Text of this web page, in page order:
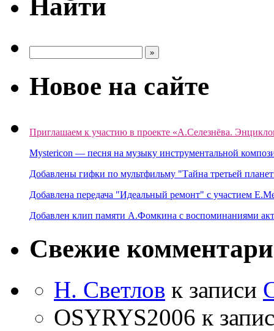
Найти
Новое на сайте
Приглашаем к участию в проекте «А.Селезнёва.
Mystericon — песня на музыку инструментальной
Добавлены гифки по мультфильму "Тайна третьей
Добавлена передача "Идеальный ремонт" с участием
Добавлен клип памяти А.Фомкина с воспоминаниями
Свежие
Н. Светлов к записи
OSYRYS2006 к